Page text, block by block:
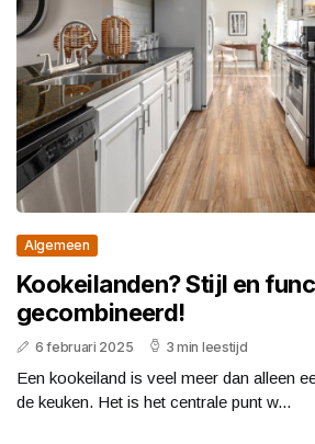
Algemeen
Kookeilanden? Stijl en
gecombineerd!
6 februari 2025 3 min leestijd
Een kookeiland is veel meer dan alleen
de keuken. Het is het centrale punt w...